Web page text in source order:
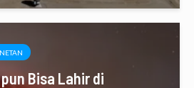
Bisa Lahir di